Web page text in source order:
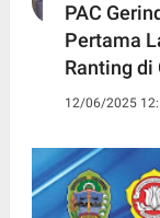
PAC
Pertama
Ranting di
12/06/2025